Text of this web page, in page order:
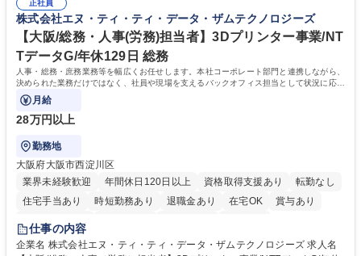
年休120日/デスクワーク中心で残業少なめ
整、資料作成、当日の運営サポート 学歴・資格 学歴：大学院 大学 語学
力： 資格：
正社員
株式会社エヌ・ティ・ティ・データ・ザムテクノロジーズ
【大阪/総務・人事(労務)担当者】3Dプリンター事業/NT
TデータG/年休129日 総務
人事・総務・庶務業務等を幅広くお任せします。本社コーポレート部門と連携しながら、
決められた業務だけではなく、社員や現場を支えるバックオフィス担当として状況に応じ
て柔軟に対応いただくことを期待します。
月給
28万円以上
勤務地
大阪府大阪市西淀川区
業界未経験歓迎
年間休日120日以上 資格取得支援あり
転勤なし
住宅手当あり
時短勤務あり 退職金あり 在宅OK
賞与あり
完全週休2日制
仕事の内容
企業名 株式会社エヌ・ティ・ティ・データ・ザムテクノロジーズ 求人名